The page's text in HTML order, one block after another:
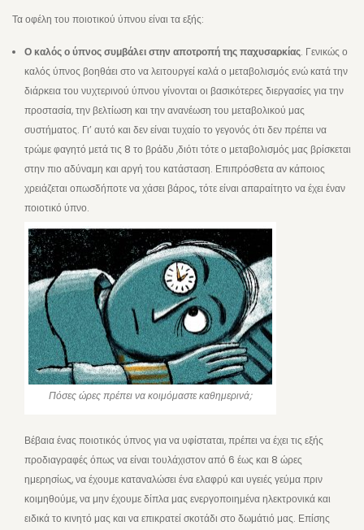
Τα οφέλη του ποιοτικού ύπνου είναι τα εξής:
Ο καλός ο ύπνος συμβάλει στην αποτροπή της παχυσαρκίας. Γενικώς ο
καλός ύπνος βοηθάει στο να λειτουργεί καλά ο μεταβολισμός ενώ κατά την
διάρκεια του νυχτερινού ύπνου γίνονται οι βασικότερες διεργασίες για την
προστασία, την βελτίωση και την ανανέωση του μεταβολικού μας
συστήματος. Γι’ αυτό και δεν είναι τυχαίο το γεγονός ότι δεν πρέπει να
τρώμε φαγητό μετά τις 8 το βράδυ ,διότι τότε ο μεταβολισμός μας βρίσκεται
στην πιο αδύναμη και αργή του κατάσταση. Επιπρόσθετα αν κάποιος
χρειάζεται οπωσδήποτε να χάσει βάρος, τότε είναι απαραίτητο να έχει έναν
ποιοτικό ύπνο.
Πόσες ώρες πρέπει να κοιμόμαστε καθημερινά;
Βέβαια ένας ποιοτικός ύπνος για να υφίσταται, πρέπει να έχει τις εξής
προδιαγραφές όπως να είναι τουλάχιστον από 6 έως και 8 ώρες
ημερησίως, να έχουμε καταναλώσει ένα ελαφρύ και υγειές γεύμα πριν
κοιμηθούμε, να μην έχουμε δίπλα μας ενεργοποιημένα ηλεκτρονικά και
ειδικά το κινητό μας και να επικρατεί σκοτάδι στο δωμάτιό μας. Επίσης